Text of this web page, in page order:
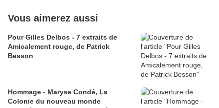
Vous aimerez aussi
Pour Gilles Delbos - 7 extraits de
Amicalement rouge, de Patrick
Besson
Hommage - Maryse Condé, La
Colonie du nouveau monde